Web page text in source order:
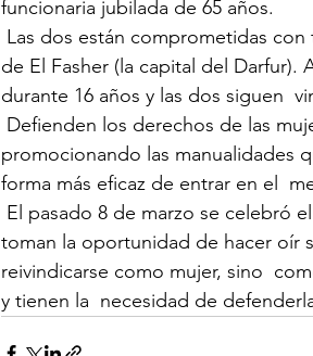
funcionaria jubilada de 65 años.
de El Fasher (la capital del
durante 16 años y las dos siguen
promocionando las manualidades
forma más eficaz de entrar en el
toman la oportunidad de hacer oír
reivindicarse como mujer, sino
y tienen la  necesidad de